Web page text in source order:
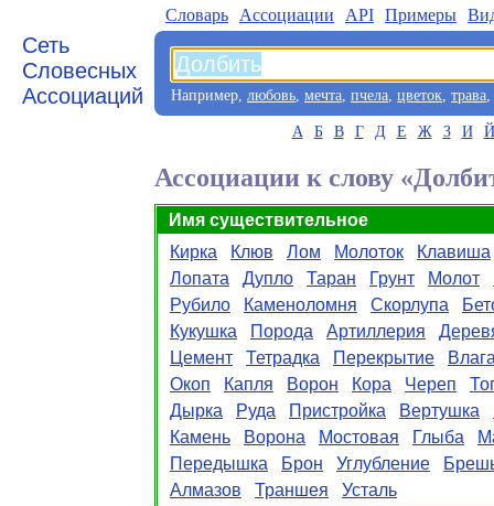
Сеть
Словесных
Ассоциаций
Словарь Aссоциации API Примеры
Например, любовь, мечта, пчела, цветок, трава,
А Б В Г Д Е Ж З И Й
Ассоциации к слову
Имя существительное
Кирка
Клюв Лом Молоток
Клавиша
Лопата
Дупло Таран Грунт Молот
Рубило
Каменоломня Скорлупа
Кукушка
Порода Артиллерия
Цемент
Тетрадка Перекрытие
Окоп
Капля Ворон Кора Череп
Дырка
Руда Пристройка Вертушка
Камень
Ворона Мостовая Глыба
Передышка
Брон Углубление
Алмазов
Траншея Усталь